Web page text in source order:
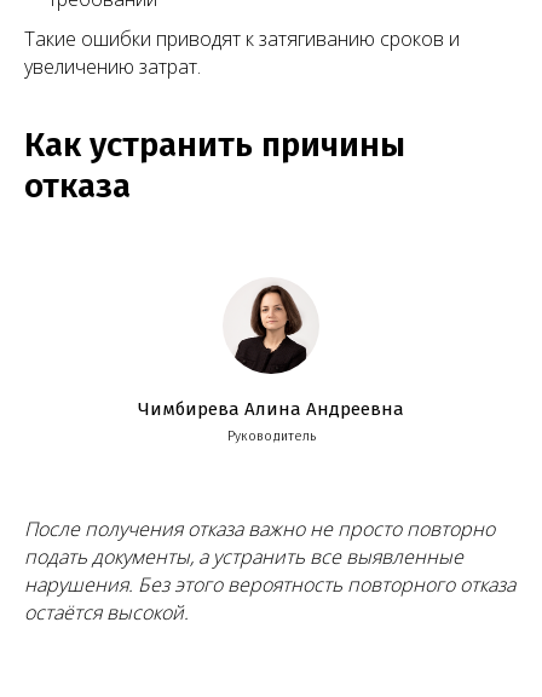
Такие ошибки приводят к затягиванию сроков и
увеличению затрат.
Как устранить причины
отказа
Чимбирева Алина Андреевна
Руководитель
После получения отказа важно не просто повторно
подать документы, а устранить все выявленные
нарушения. Без этого вероятность повторного отказа
остаётся высокой.
Все статьи